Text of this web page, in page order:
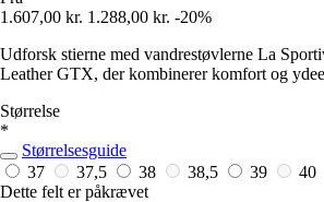
1.607,00 kr. 1.288,00 kr. -20%
Udforsk stierne med vandrestøvlerne La
Leather GTX, der kombinerer komfort og
Størrelse
*
Størrelsesguide
37
37,5 38 38,5 39
40
Dette felt er påkrævet